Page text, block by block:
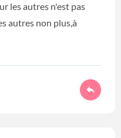
les autres n'est pas
autres non plus,à